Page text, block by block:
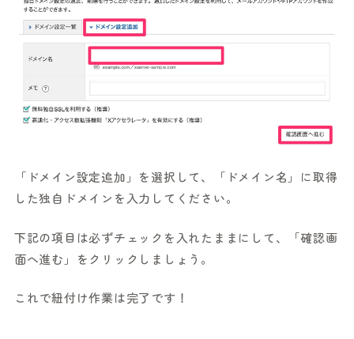
「ドメイン設定追加」を選択して、「ドメイン名」に取得
した独自ドメインを入力してください。
下記の項目は必ずチェックを入れたままにして、「確認画
面へ進む」をクリックしましょう。
これで紐付け作業は完了です！